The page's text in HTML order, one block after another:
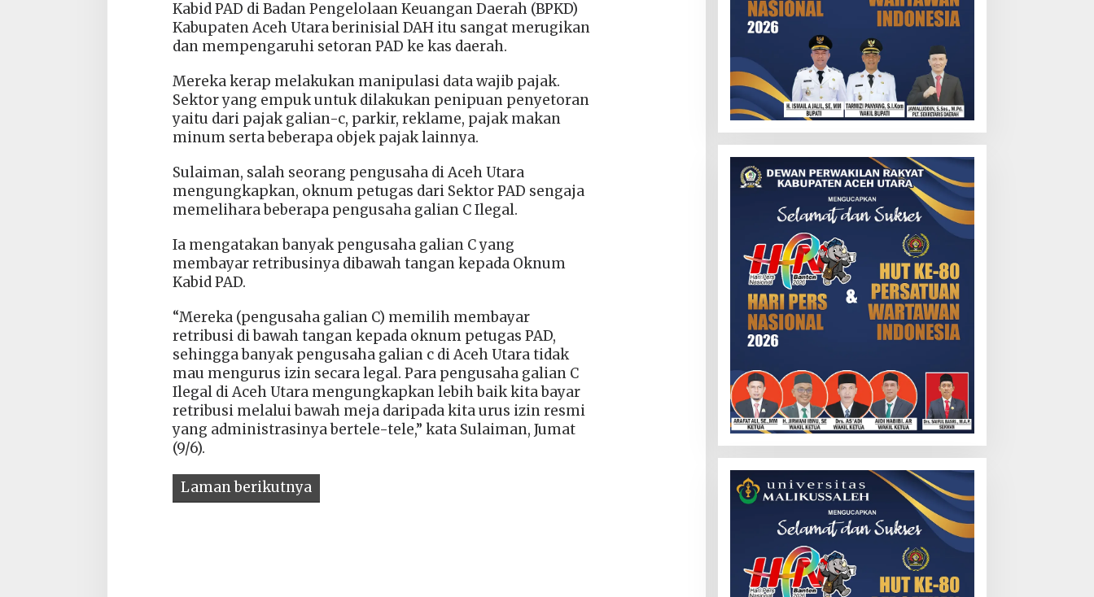
Kabid PAD di Badan Pengelolaan Keuangan Daerah (BPKD)
Kabupaten Aceh Utara berinisial DAH itu sangat merugikan
dan mempengaruhi setoran PAD ke kas daerah.
Mereka kerap melakukan manipulasi data wajib pajak.
Sektor yang empuk untuk dilakukan penipuan penyetoran
yaitu dari pajak galian-c, parkir, reklame, pajak makan
minum serta beberapa objek pajak lainnya.
Sulaiman, salah seorang pengusaha di Aceh Utara
mengungkapkan, oknum petugas dari Sektor PAD sengaja
memelihara beberapa pengusaha galian C Ilegal.
Ia mengatakan banyak pengusaha galian C yang
membayar retribusinya dibawah tangan kepada Oknum
Kabid PAD.
“Mereka (pengusaha galian C) memilih membayar
retribusi di bawah tangan kepada oknum petugas PAD,
sehingga banyak pengusaha galian c di Aceh Utara tidak
mau mengurus izin secara legal. Para pengusaha galian C
Ilegal di Aceh Utara mengungkapkan lebih baik kita bayar
retribusi melalui bawah meja daripada kita urus izin resmi
yang administrasinya bertele-tele,” kata Sulaiman, Jumat
(9/6).
Laman berikutnya